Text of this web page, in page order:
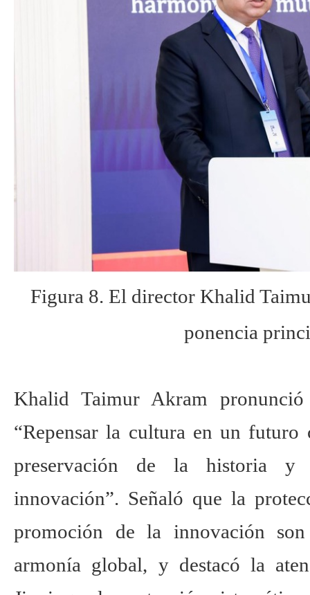
Figura 8. El director Khalid
ponencia
Khalid Taimur Akram
“Repensar la cultura en un futuro
preservación de la historia
innovación”. Señaló que la
promoción de la innovación
armonía global, y destacó la